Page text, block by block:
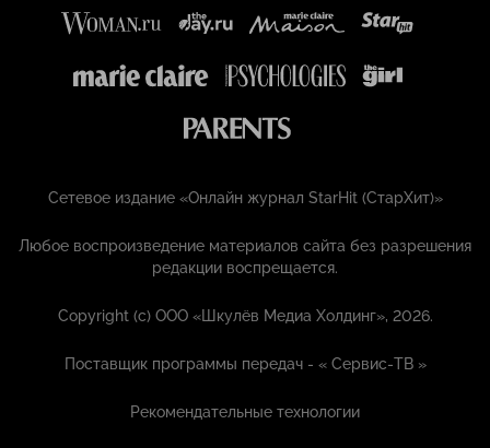
Сетевое издание «Онлайн журнал StarHit (СтарХит)»
Любое воспроизведение материалов сайта без разрешения
редакции воспрещается.
Copyright (с) ООО «Шкулёв Медиа Холдинг», 2026.
Поставщик программы передач - «Сервис-ТВ »
Рекомендательные технологии